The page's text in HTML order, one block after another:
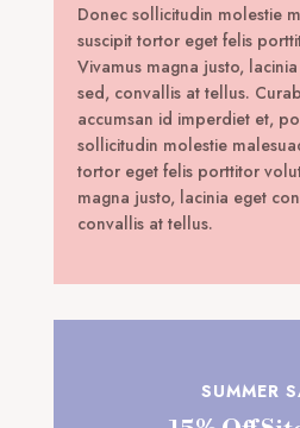
Donec sollicitudin molestie
suscipit tortor eget felis
Vivamus magna justo,
sed, convallis at tellus.
accumsan id imperdiet et,
sollicitudin molestie
tortor eget felis porttitor
magna justo, lacinia eget
convallis at tellus.
SUMMER